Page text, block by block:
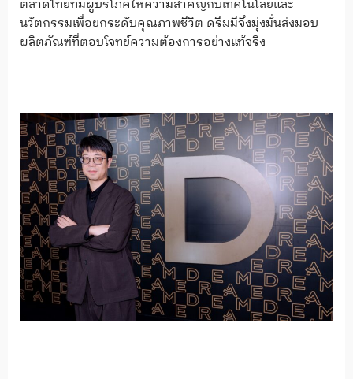
ตลาดไทยที่มีผู้บริโภคให้ความสำคัญกับเทคโนโลยีและ
นวัตกรรมเพื่อยกระดับคุณภาพชีวิต ดรีมมีจึงมุ่งมั่นส่งมอบ
ผลิตภัณฑ์ที่ตอบโจทย์ความต้องการอย่างแท้จริง